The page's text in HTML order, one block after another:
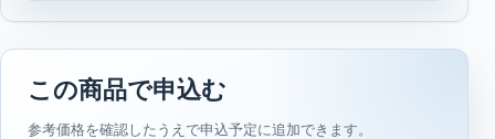
この商品で申込む
参考価格を確認したうえで申込予定に追加できます。